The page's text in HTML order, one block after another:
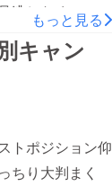
逃しなく！
もっと見る
キャン
トポジション仰
ちり大判まく